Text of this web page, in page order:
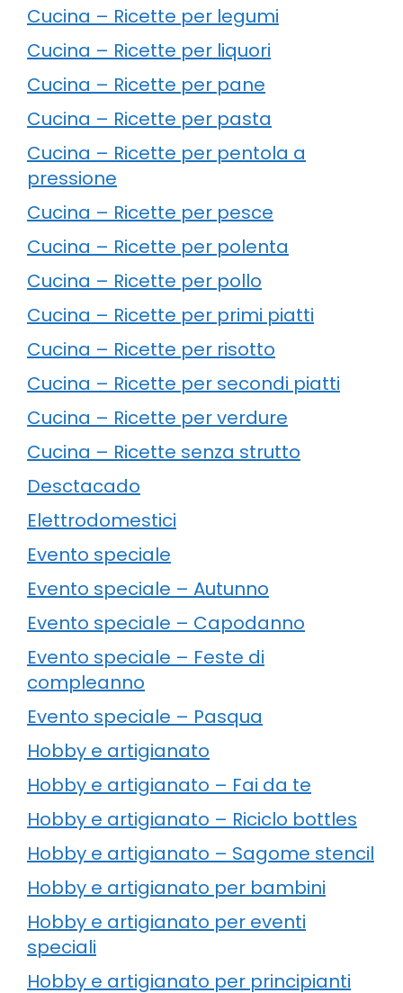
Cucina – Ricette per legumi
Cucina – Ricette per liquori
Cucina – Ricette per pane
Cucina – Ricette per pasta
Cucina – Ricette per pentola a
pressione
Cucina – Ricette per pesce
Cucina – Ricette per polenta
Cucina – Ricette per pollo
Cucina – Ricette per primi piatti
Cucina – Ricette per risotto
Cucina – Ricette per secondi piatti
Cucina – Ricette per verdure
Cucina – Ricette senza strutto
Desctacado
Elettrodomestici
Evento speciale
Evento speciale – Autunno
Evento speciale – Capodanno
Evento speciale – Feste di
compleanno
Evento speciale – Pasqua
Hobby e artigianato
Hobby e artigianato – Fai da te
Hobby e artigianato – Riciclo bottles
Hobby e artigianato – Sagome stencil
Hobby e artigianato per bambini
Hobby e artigianato per eventi
speciali
Hobby e artigianato per principianti